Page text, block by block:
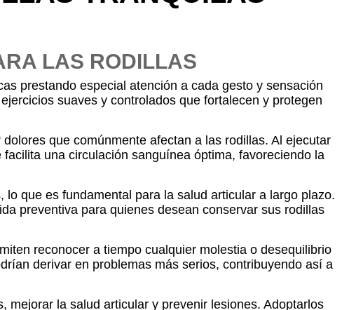
LAS RODILLAS
prestando especial atención a cada gesto y sensación
suaves y controlados que fortalecen y protegen
que comúnmente afectan a las rodillas. Al ejecutar
una circulación sanguínea óptima, favoreciendo la
que es fundamental para la salud articular a largo plazo.
preventiva para quienes desean conservar sus rodillas
reconocer a tiempo cualquier molestia o desequilibrio
derivar en problemas más serios, contribuyendo así a
mejorar la salud articular y prevenir lesiones. Adoptarlos